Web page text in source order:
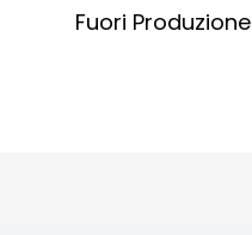
Fuori Produzione